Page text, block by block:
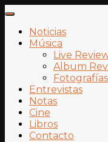
Noticias
Música
Live
Album
Fotografías
Entrevistas
Notas
Cine
Libros
Contacto